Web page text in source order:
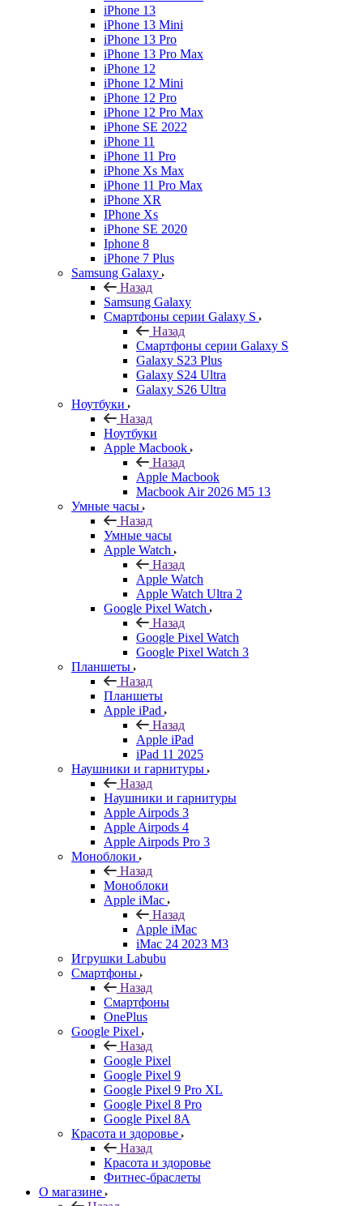
iPhone 13
iPhone 13 Mini
iPhone 13 Pro
iPhone 13 Pro Max
iPhone 12
iPhone 12 Mini
iPhone 12 Pro
iPhone 12 Pro Max
iPhone SE 2022
iPhone 11
iPhone 11 Pro
iPhone Xs Max
iPhone 11 Pro Max
iPhone XR
IPhone Xs
iPhone SE 2020
Iphone 8
iPhone 7 Plus
Samsung Galaxy
Назад
Samsung Galaxy
Смартфоны серии Galaxy S
Назад
Смартфоны серии Galaxy S
Galaxy S23 Plus
Galaxy S24 Ultra
Galaxy S26 Ultra
Ноутбуки
Назад
Ноутбуки
Apple Macbook
Назад
Apple Macbook
Macbook Air 2026 M5 13
Умные часы
Назад
Умные часы
Apple Watch
Назад
Apple Watch
Apple Watch Ultra 2
Google Pixel Watch
Назад
Google Pixel Watch
Google Pixel Watch 3
Планшеты
Назад
Планшеты
Apple iPad
Назад
Apple iPad
iPad 11 2025
Наушники и гарнитуры
Назад
Наушники и гарнитуры
Apple Airpods 3
Apple Airpods 4
Apple Airpods Pro 3
Моноблоки
Назад
Моноблоки
Apple iMac
Назад
Apple iMac
iMac 24 2023 M3
Игрушки Labubu
Смартфоны
Назад
Смартфоны
OnePlus
Google Pixel
Назад
Google Pixel
Google Pixel 9
Google Pixel 9 Pro XL
Google Pixel 8 Pro
Google Pixel 8A
Красота и здоровье
Назад
Красота и здоровье
Фитнес-браслеты
О магазине